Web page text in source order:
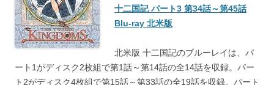
十二国記 パート3 第34話～第45話
Blu-ray 北米版
北米版 十二国記のブルーレイは、パ
ート1がディスク2枚組で第1話～第14話の全14話を収録。パー
ト2がディスク4枚組で第15話～第33話の全19話を収録。パート